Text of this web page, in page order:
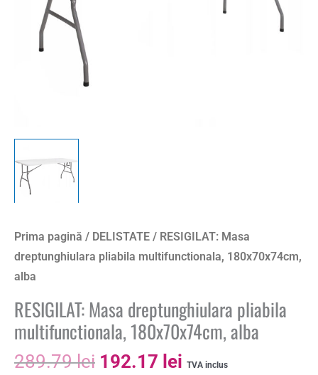
Prima pagină / DELISTATE / RESIGILAT: Masa
dreptunghiulara pliabila multifunctionala, 180x70x74cm,
alba
RESIGILAT: Masa dreptunghiulara pliabila
multifunctionala, 180x70x74cm, alba
289.79lei 192.17 lei TVA inclus